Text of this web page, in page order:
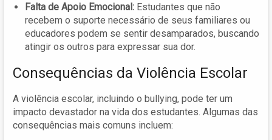
Falta de Apoio Emocional: Estudantes que não
recebem o suporte necessário de seus familiares ou
educadores podem se sentir desamparados, buscando
atingir os outros para expressar sua dor.
Consequências da Violência Escolar
A violência escolar, incluindo o bullying, pode ter um
impacto devastador na vida dos estudantes. Algumas das
consequências mais comuns incluem: